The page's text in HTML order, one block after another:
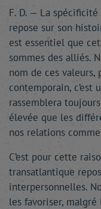
F. D. — La
repose sur son
est essentiel que
sommes des alliés.
nom de ces valeurs,
contemporain,
rassemblera
élevée que les
nos relations
C’est pour cette
transatlantique
interpersonnelles.
les favoriser,